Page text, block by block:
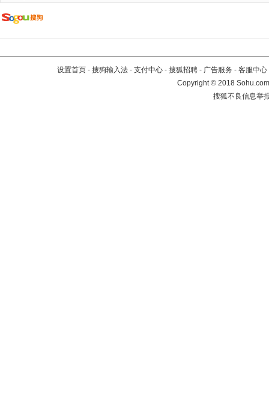
设置首页 - 搜狗输入法 - 支付中心 - 搜狐招聘 - 广告服务 - 客服中心
Copyright©2018
搜狐不良信息举